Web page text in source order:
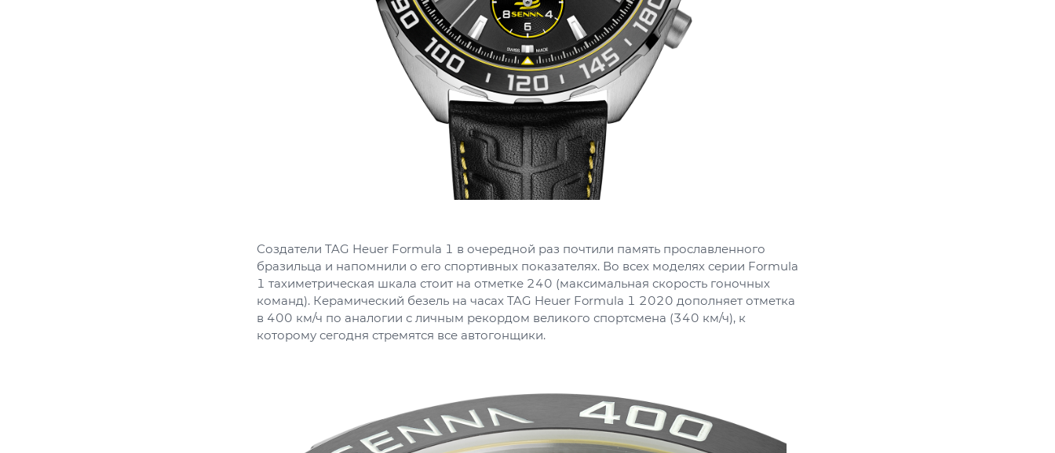
Создатели TAG Heuer Formula 1 в очередной раз почтили память прославленного
бразильца и напомнили о его спортивных показателях. Во всех моделях серии Formula
1 тахиметрическая шкала стоит на отметке 240 (максимальная скорость гоночных
команд). Керамический безель на часах TAG Heuer Formula 1 2020 дополняет отметка
в 400 км/ч по аналогии с личным рекордом великого спортсмена (340 км/ч), к
которому сегодня стремятся все автогонщики.